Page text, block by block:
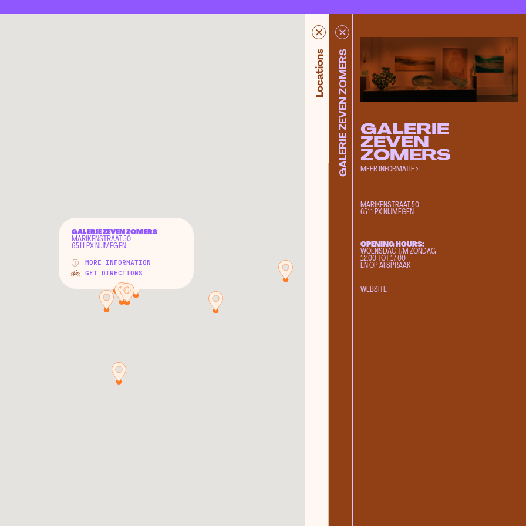
GALERIE ZEVEN ZOMERS
MARIKENSTRAAT 50
6511 PX NIJMEGEN
MORE INFORMATION
GET DIRECTIONS
Locations
Valkhof Museum
Zicht Kunstruimte
International Drawing Center
Cultuurhuis Lindenberg
Rosie's
Extrapool
POPOP
Besiendershuis
Expo Bart
Fabrikaat
Hubert
GALERIE ZEVEN ZOMERS GALERIE
ZEVEN
ZOMERS
MEER INFORMATIE >
MARIKENSTRAAT 50
6511 PX NIJMEGEN
OPENING HOURS:
WOENSDAG T/M ZONDAG
12:00 TOT 17:00
EN OP AFSPRAAK
WEBSITE